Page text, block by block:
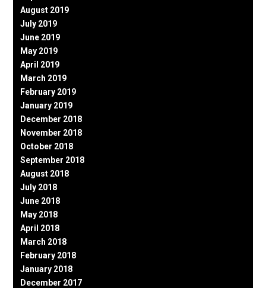
August 2019
July 2019
June 2019
May 2019
April 2019
March 2019
February 2019
January 2019
December 2018
November 2018
October 2018
September 2018
August 2018
July 2018
June 2018
May 2018
April 2018
March 2018
February 2018
January 2018
December 2017